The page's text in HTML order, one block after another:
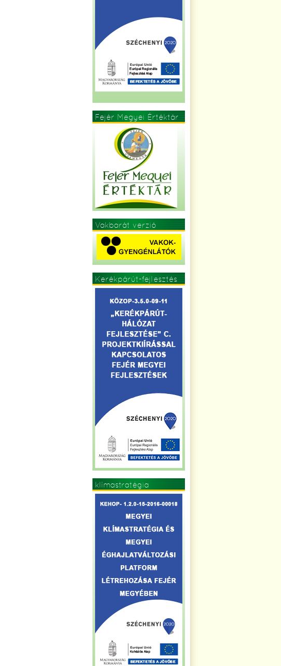
Fejér Megyei Értéktár
Vakbarát verzió
Kerékpárút-fejlesztés
klímastratégia